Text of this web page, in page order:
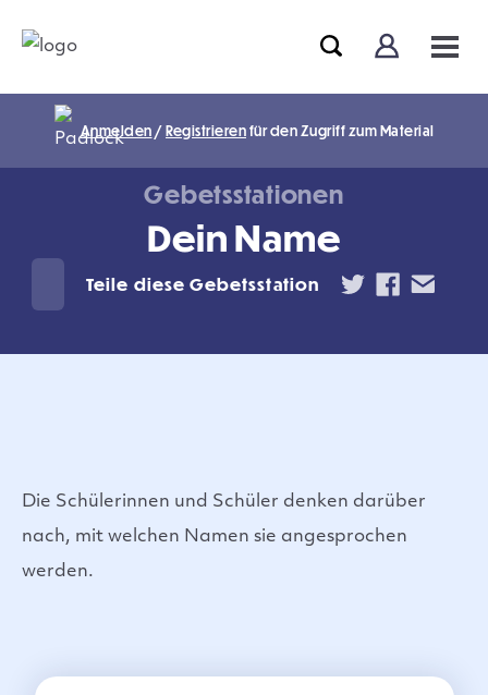
Anmelden /Registrierenfür den Zugriff zum Material
Gebetsstationen
Dein Name
Teile diese Gebetsstation
Die Schülerinnen und Schüler denken darüber
nach, mit welchen Namen sie angesprochen
werden.